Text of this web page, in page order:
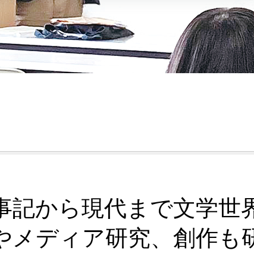
記から現代まで文学世
メディア研究、創作も